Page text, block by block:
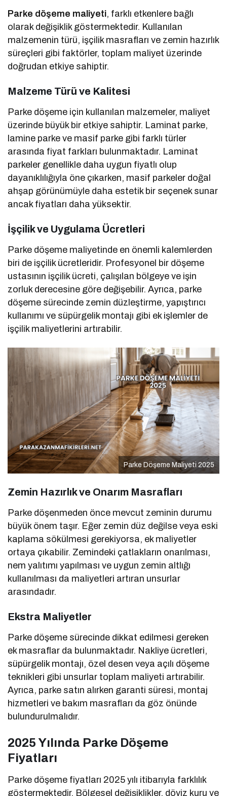
Parke döşeme maliyeti, farklı etkenlere bağlı
olarak değişiklik göstermektedir. Kullanılan
malzemenin türü, işçilik masrafları ve zemin hazırlık
süreçleri gibi faktörler, toplam maliyet üzerinde
doğrudan etkiye sahiptir.
Malzeme Türü ve Kalitesi
Parke döşeme için kullanılan malzemeler, maliyet
üzerinde büyük bir etkiye sahiptir. Laminat parke,
lamine parke ve masif parke gibi farklı türler
arasında fiyat farkları bulunmaktadır. Laminat
parkeler genellikle daha uygun fiyatlı olup
dayanıklılığıyla öne çıkarken, masif parkeler doğal
ahşap görünümüyle daha estetik bir seçenek sunar
ancak fiyatları daha yüksektir.
İşçilik ve Uygulama Ücretleri
Parke döşeme maliyetinde en önemli kalemlerden
biri de işçilik ücretleridir. Profesyonel bir döşeme
ustasının işçilik ücreti, çalışılan bölgeye ve işin
zorluk derecesine göre değişebilir. Ayrıca, parke
döşeme sürecinde zemin düzleştirme, yapıştırıcı
kullanımı ve süpürgelik montajı gibi ek işlemler de
işçilik maliyetlerini artırabilir.
Parke Döşeme Maliyeti 2025
Zemin Hazırlık ve Onarım Masrafları
Parke döşenmeden önce mevcut zeminin durumu
büyük önem taşır. Eğer zemin düz değilse veya eski
kaplama sökülmesi gerekiyorsa, ek maliyetler
ortaya çıkabilir. Zemindeki çatlakların onarılması,
nem yalıtımı yapılması ve uygun zemin altlığı
kullanılması da maliyetleri artıran unsurlar
arasındadır.
Ekstra Maliyetler
Parke döşeme sürecinde dikkat edilmesi gereken
ek masraflar da bulunmaktadır. Nakliye ücretleri,
süpürgelik montajı, özel desen veya açılı döşeme
teknikleri gibi unsurlar toplam maliyeti artırabilir.
Ayrıca, parke satın alırken garanti süresi, montaj
hizmetleri ve bakım masrafları da göz önünde
bulundurulmalıdır.
2025 Yılında Parke Döşeme
Fiyatları
Parke döşeme fiyatları 2025 yılı itibarıyla farklılık
göstermektedir. Bölgesel değişiklikler, döviz kuru ve